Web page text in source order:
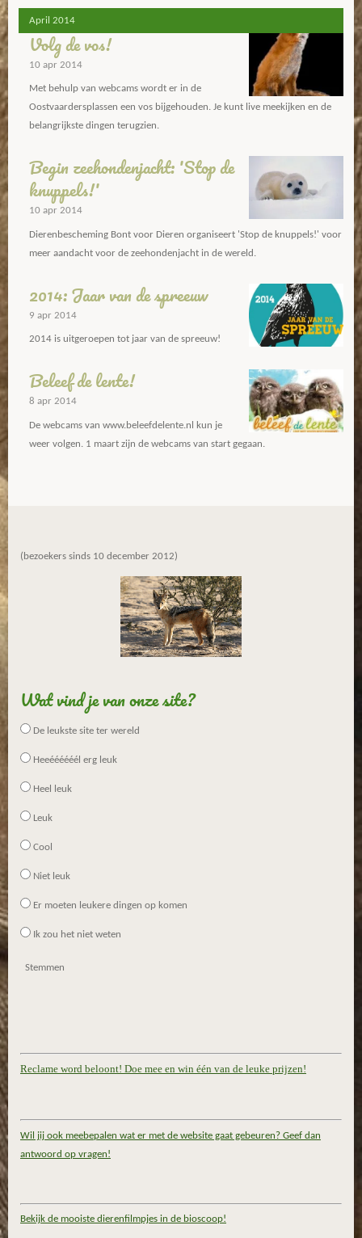
April 2014
Volg de vos!
10 apr 2014
Met behulp van webcams wordt er in de
Oostvaardersplassen een vos bijgehouden. Je kunt live meekijken en de
belangrijkste dingen terugzien.
Begin zeehondenjacht: 'Stop de
knuppels!'
10 apr 2014
Dierenbescheming Bont voor Dieren organiseert 'Stop de knuppels!' voor
meer aandacht voor de zeehondenjacht in de wereld.
2014: Jaar van de spreeuw
9 apr 2014
2014 is uitgeroepen tot jaar van de spreeuw!
Beleef de lente!
8 apr 2014
De webcams van www.beleefdelente.nl kun je
weer volgen. 1 maart zijn de webcams van start gegaan.
(bezoekers sinds 10 december 2012)
Wat vind je van onze site?
De leukste site ter wereld
Heeéééééél erg leuk
Heel leuk
Leuk
Cool
Niet leuk
Er moeten leukere dingen op komen
Ik zou het niet weten
Stemmen
Reclame word beloont! Doe mee en win één van de leuke prijzen!
Wil jij ook meebepalen wat er met de website gaat gebeuren? Geef dan
antwoord op vragen!
Bekijk de mooiste dierenfilmpjes in de bioscoop!